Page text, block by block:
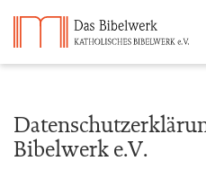
Bibelwerk e.V.